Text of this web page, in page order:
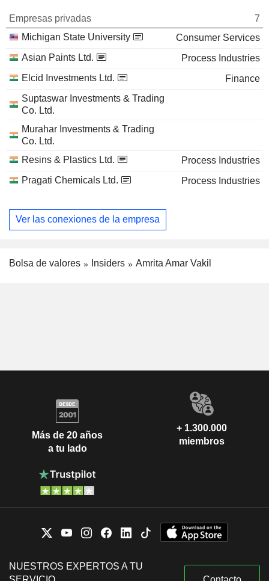
Empresas privadas
7
Michigan State University
Consumer Services
Asian Paints Ltd.
Process Industries
Elcid Investments Ltd.
Finance
Suptaswar Investments & Trading
Co. Ltd.
Murahar Investments & Trading
Co. Ltd.
Resins & Plastics Ltd.
Process Industries
Pragati Chemicals Ltd.
Process Industries
Ver las conexiones de la empresa
Bolsa de valores Insiders Amrita Amar Vakil
Más de 20 años
a tu lado
+ 1.300.000
miembros
NUESTROS EXPERTOS A TU